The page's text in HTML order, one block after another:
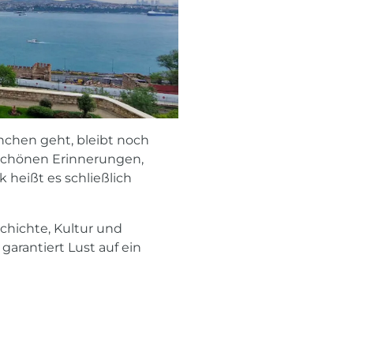
geht, bleibt noch
Erinnerungen,
heißt es schließlich
Kultur und
Lust auf ein